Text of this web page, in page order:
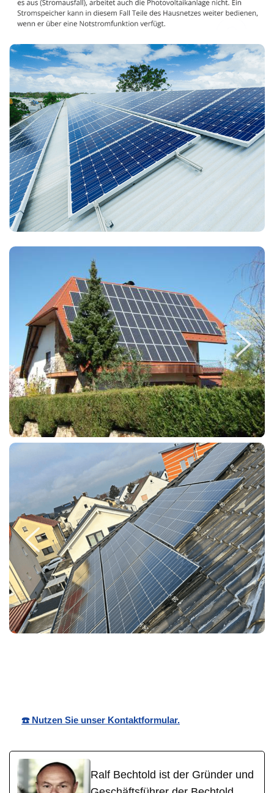
☎️ Nutzen Sie unser Kontaktformular.
Ralf Bechtold ist der Gründer und